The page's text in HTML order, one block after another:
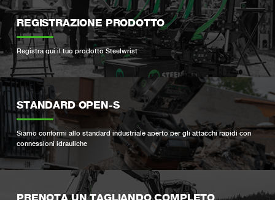
REGISTRAZIONE PRODOTTO
Registra qui il tuo prodotto Steelwrist
STANDARD OPEN-S
Siamo conformi allo standard industriale aperto per gli attacchi rapidi con
connessioni idrauliche
PRENOTA UN TAGLIANDO COMPLETO